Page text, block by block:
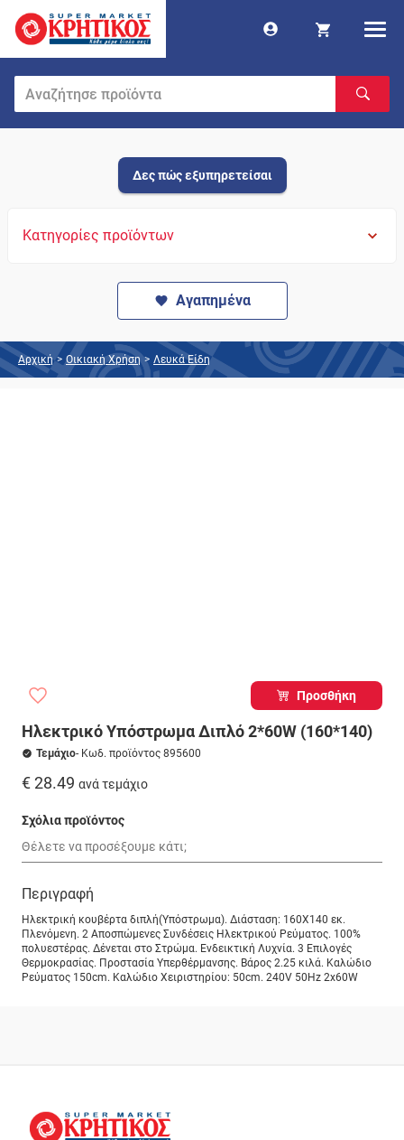
Δες πώς εξυπηρετείσαι
Κατηγορίες προϊόντων
Αγαπημένα
Αρχική > Οικιακή Χρήση > Λευκά Είδη
Προσθήκη
Ηλεκτρικό Υπόστρωμα Διπλό 2*60W (160*140)
Τεμάχιο- Κωδ. προϊόντος 895600
€ 28.49 ανά τεμάχιο
Σχόλια προϊόντος
Περιγραφή
Ηλεκτρική κουβέρτα διπλή(Υπόστρωμα). Διάσταση: 160Χ140 εκ.
Πλενόμενη. 2 Αποσπώμενες Συνδέσεις Ηλεκτρικού Ρεύματος. 100%
πολυεστέρας. Δένεται στο Στρώμα. Ενδεικτική Λυχνία. 3 Επιλογές
Θερμοκρασίας. Προστασία Υπερθέρμανσης. Βάρος 2.25 κιλά. Καλώδιο
Ρεύματος 150cm. Καλώδιο Χειριστηρίου: 50cm. 240V 50Hz 2x60W